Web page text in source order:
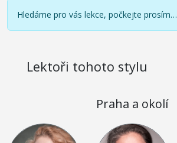
Hledáme pro vás lekce, počkejte prosím…
Lektoři tohoto stylu
Praha a okolí